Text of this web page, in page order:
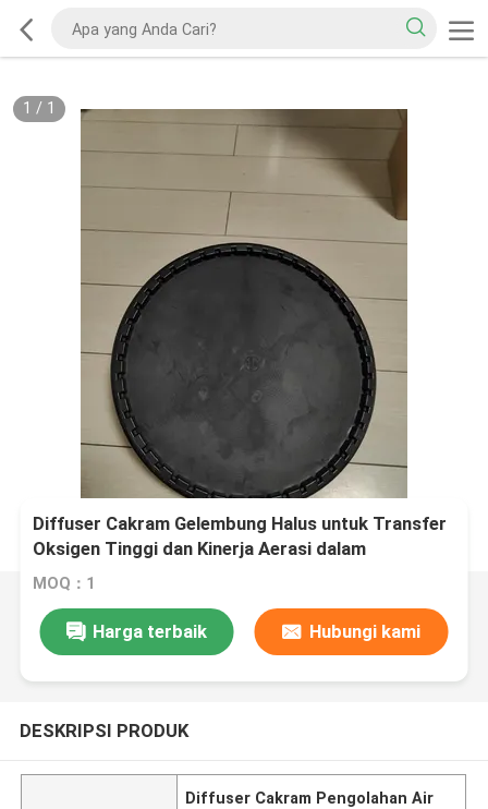
1 / 1
Diffuser Cakram Gelembung Halus untuk Transfer
Oksigen Tinggi dan Kinerja Aerasi dalam
Pengolahan Air Limbah
MOQ：1
Harga terbaik Hubungi kami
DESKRIPSI PRODUK
Diffuser Cakram Pengolahan Air